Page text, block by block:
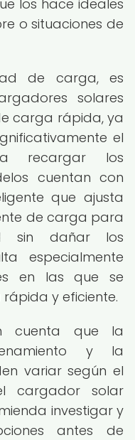
los hace ideales
o situaciones de
de carga, es
solares
carga rápida, ya
el
recargar los
cuentan con
que ajusta
de carga para
sin dañar los
especialmente
en las que se
y eficiente.
cuenta que la
y la
variar según el
cargador solar
investigar y
antes de